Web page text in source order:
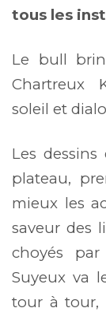
tous les
Le bull
Chartreux
soleil et
Les
plateau,
mieux les
saveur des
choyés
Suyeux va
tour à tour,